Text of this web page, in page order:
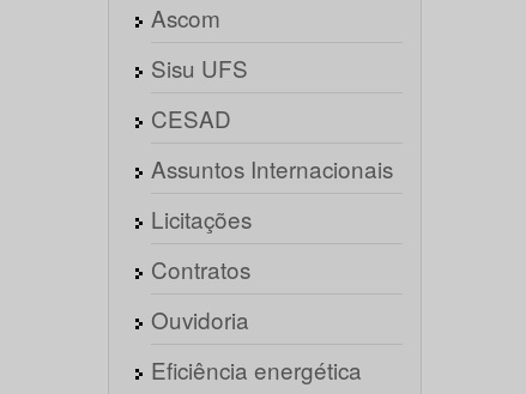
Ascom
Sisu UFS
CESAD
Assuntos Internacionais
Licitações
Contratos
Ouvidoria
Eficiência energética